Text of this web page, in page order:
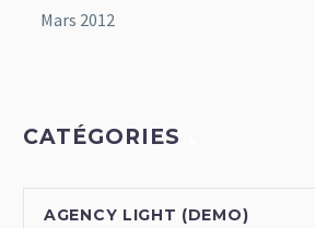
Mars 2012
CATÉGORIES
AGENCY LIGHT (DEMO)